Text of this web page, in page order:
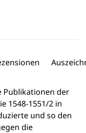
Publikationen der
1548-1551/2 in
und so den
die